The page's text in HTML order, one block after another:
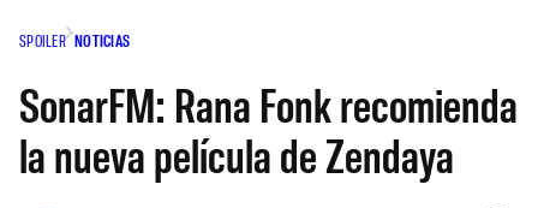
SPOILER NOTICIAS
SonarFM: Rana Fonk recomienda
la nueva película de Zendaya